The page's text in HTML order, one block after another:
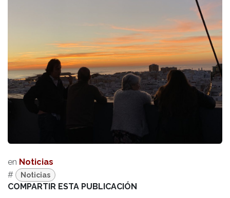
en Noticias
#
Noticias
COMPARTIR ESTA PUBLICACIÓN